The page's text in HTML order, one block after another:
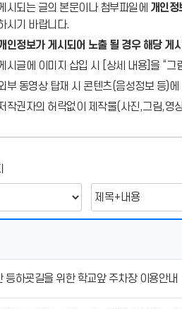
시되는 글의 본문이나 첨부파일에 개인정
시기 바랍니다.
인정보가 게시되어 노출 될 경우 해당 게
시글에 이미지 삽입 시 [상세 내용]을 “그
부 동영상 탑재 시 콘텐츠(음성정보 등)
작권자의 허락없이 제작물(사진,그림,영
등하굣길을 위한 학교앞 주차장 이용안내